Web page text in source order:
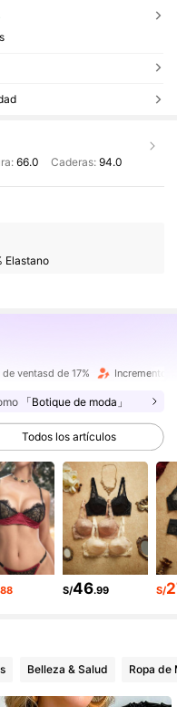
66.0 Caderas: 94.0
Elastano
ventasd de 17% Incremento
「Botique de moda」
Todos los artículos
S/46.99 S/
Belleza & Salud Ropa de